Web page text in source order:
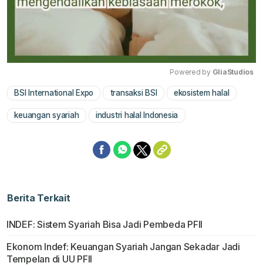
Mute
Powered by GliaStudios
BSI International Expo transaksi BSI ekosistem halal
keuangan syariah industri halal Indonesia
Berita Terkait
INDEF: Sistem Syariah Bisa Jadi Pembeda PFII
Ekonom Indef: Keuangan Syariah Jangan Sekadar Jadi
Tempelan di UU PFII